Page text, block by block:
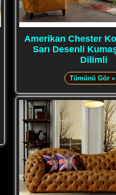
Amerikan Chester
Sarı Desenli
Dilimli
Tümünü Gör »